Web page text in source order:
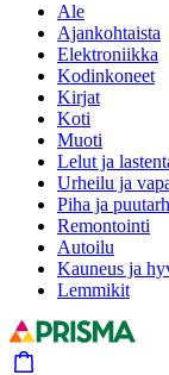
Ale
Ajankohtaista
Elektroniikka
Kodinkoneet
Kirjat
Koti
Muoti
Lelut ja
Urheilu ja
Piha ja
Remontointi
Autoilu
Kauneus ja
Lemmikit